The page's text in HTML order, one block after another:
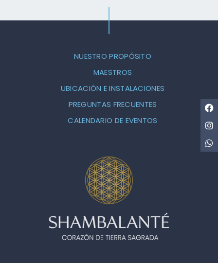
NUESTRO PROPÓSITO
MAESTROS
UBICACIÓN E INSTALACIONES
PREGUNTAS FRECUENTES
CALENDARIO DE EVENTOS